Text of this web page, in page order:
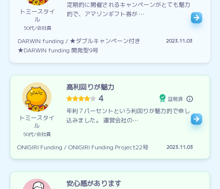
トミースタイ
ル
50代 会社員
定期的に開催されるキャンペーンがとても魅力
的で、アマゾンギフト券が …
DARWIN funding / ★ダブルキャンペーン付き
★DARWIN funding 開発型9号
2023.11.03
トミースタイ
ル
50代 会社員
高利回りが魅力
4 証明済
年利７パーセントという利回りが魅力的で申し
込みました。 運営会社の…
ONIGIRI Funding / ONIGIRI Funding Project22号 2023.11.03
安心感があります